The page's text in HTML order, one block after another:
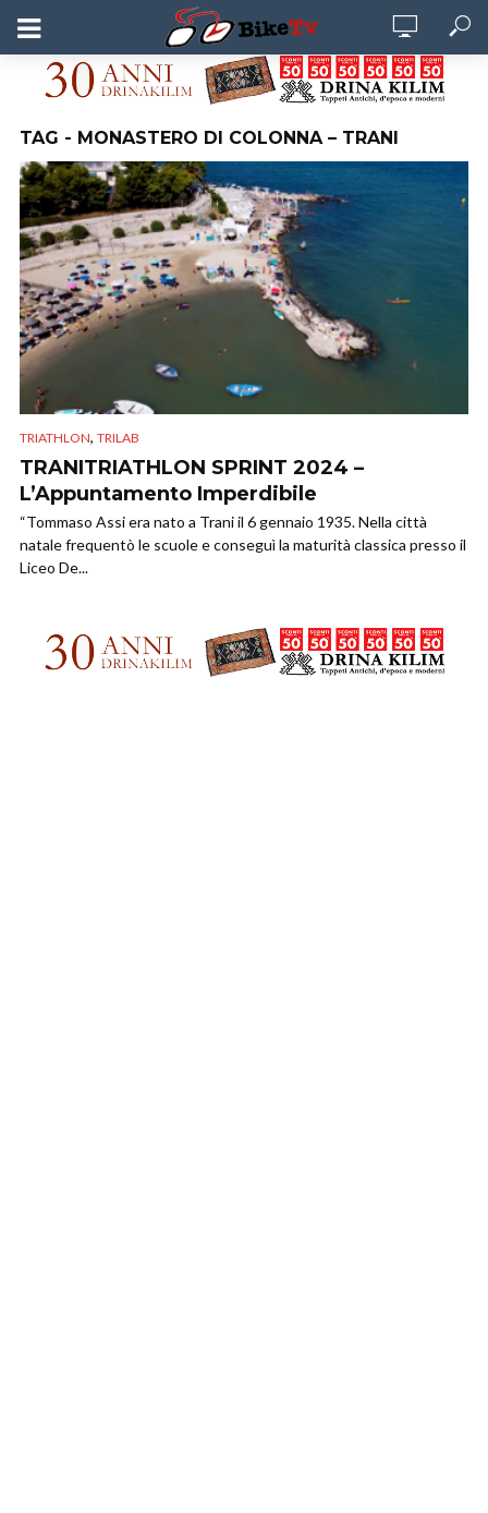
TAG - MONASTERO DI COLONNA – TRANI
TRIATHLON, TRILAB
TRANITRIATHLON SPRINT 2024 –
L’Appuntamento Imperdibile
“Tommaso Assi era nato a Trani il 6 gennaio 1935. Nella città
natale frequentò le scuole e conseguì la maturità classica presso il
Liceo De...